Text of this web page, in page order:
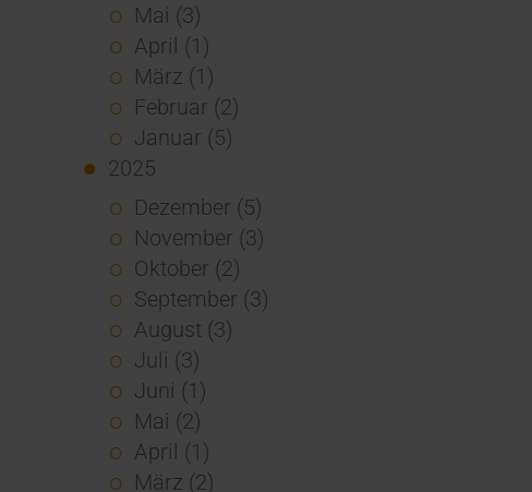
Mai (3)
April (1)
März (1)
Februar (2)
Januar (5)
2025
Dezember (5)
November (3)
Oktober (2)
September (3)
August (3)
Juli (3)
Juni (1)
Mai (2)
April (1)
März (2)